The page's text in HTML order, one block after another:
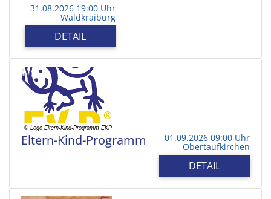
31.08.2026 19:00 Uhr
Waldkraiburg
DETAIL
Eltern-Kind-Programm 01.09.2026 09:00 Uhr
Obertaufkirchen
DETAIL